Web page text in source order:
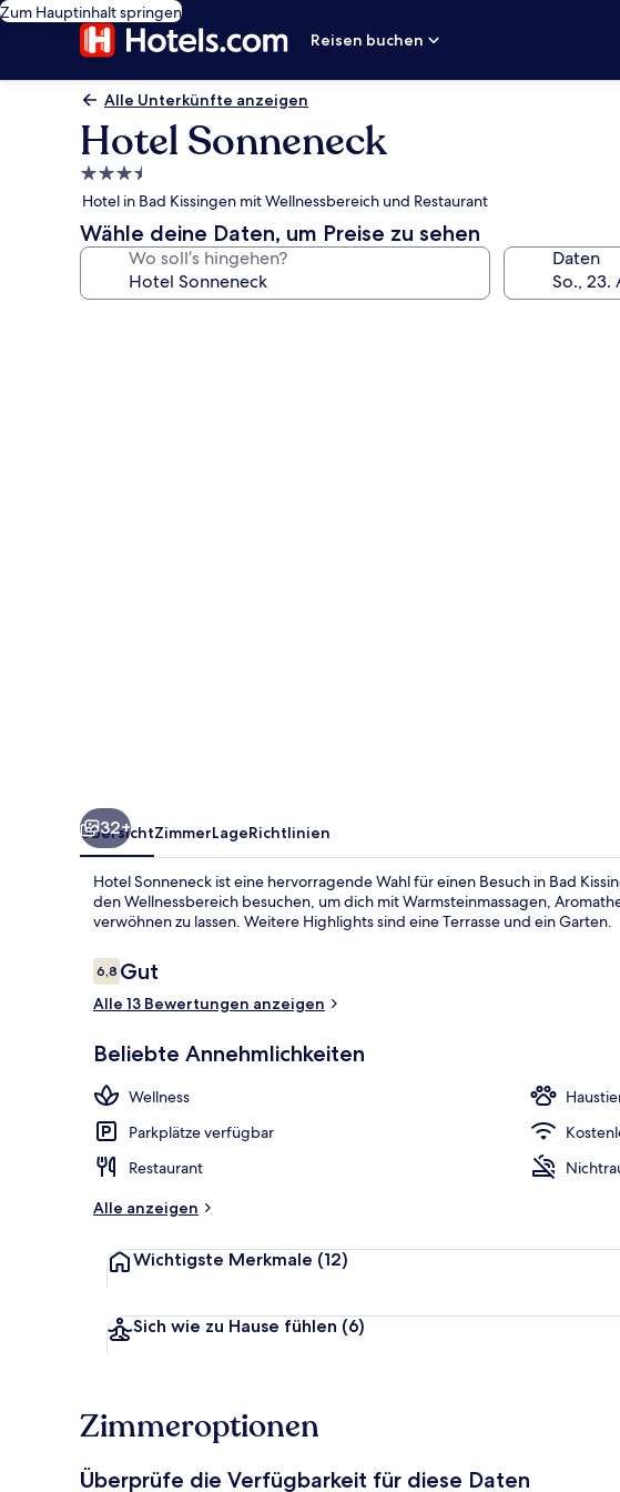
Zum Hauptinhalt springen
Reisen buchen
Alle Unterkünfte anzeigen
Hotel Sonneneck
3.5-
Sterne-
Unterkunft
Hotel in Bad Kissingen mit Wellnessbereich und Restaurant
Wähle deine Daten, um Preise zu sehen
Wo soll’s hingehen? Daten
32+
ÜbersichtZimmerLageRichtlinien
Hotel Sonneneck ist eine hervorragende Wahl für einen Besuch in Bad
den Wellnessbereich besuchen, um dich mit Warmsteinmassagen,
verwöhnen zu lassen. Weitere Highlights sind eine Terrasse und ein Garten.
Bewertungen
6,86,8 von 10.
Gut
Alle 13 Bewertungen anzeigen
Beliebte Annehmlichkeiten
Wellness
Parkplätze verfügbar
Restaurant
Alle anzeigen
Wichtigste Merkmale (12)
Sich wie zu Hause fühlen (6)
Zimmeroptionen
Überprüfe die Verfügbarkeit für diese Daten